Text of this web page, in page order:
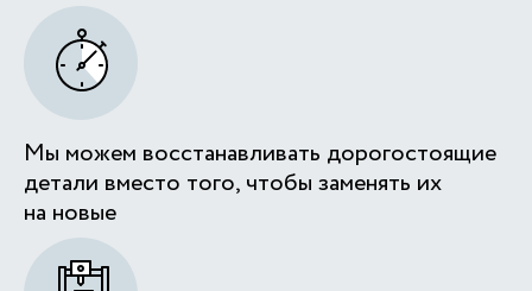
Мы можем восстанавливать дорогостоящие
детали вместо того, чтобы заменять их
на новые